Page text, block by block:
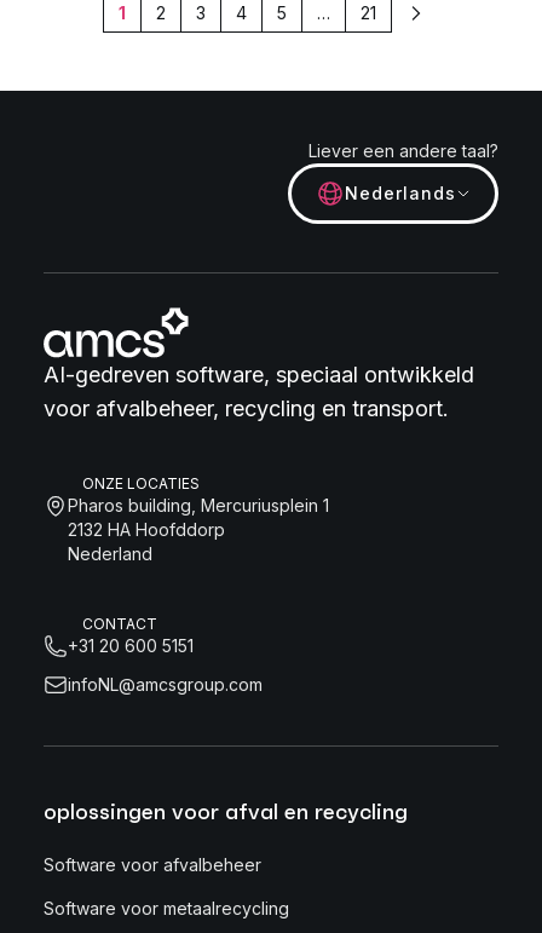
1 2 3 4 5 … 21 Volgende
Liever een andere taal?
Nederlands
AI-gedreven software, speciaal ontwikkeld
voor afvalbeheer, recycling en transport.
ONZE LOCATIES
Pharos building, Mercuriusplein 1
2132 HA Hoofddorp
Nederland
CONTACT
+31 20 600 5151
infoNL@amcsgroup.com
oplossingen voor afval en recycling
Software voor afvalbeheer
Software voor metaalrecycling